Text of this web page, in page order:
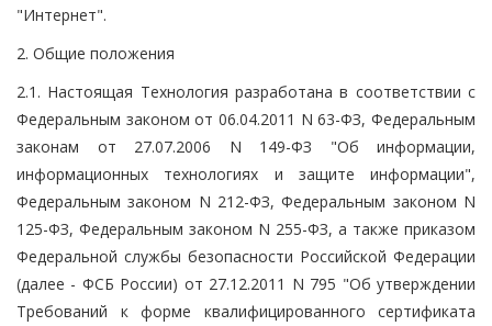
"Интернет".
2. Общие положения
2.1. Настоящая Технология разработана в соответствии с
Федеральным законом от 06.04.2011 N 63-ФЗ, Федеральным
законам от 27.07.2006 N 149-ФЗ "Об информации,
информационных технологиях и защите информации",
Федеральным законом N 212-ФЗ, Федеральным законом N
125-ФЗ, Федеральным законом N 255-ФЗ, а также приказом
Федеральной службы безопасности Российской Федерации
(далее - ФСБ России) от 27.12.2011 N 795 "Об утверждении
Требований к форме квалифицированного сертификата